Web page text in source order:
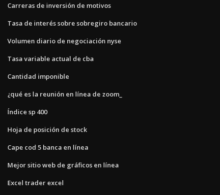
Carreras de inversión de motivos
Tasa de interés sobre sobregiro bancario
Volumen diario de negociación nyse
Tasa variable actual de cba
Cantidad imponible
¿qué es la reunión en línea de zoom_
Índice sp 400
Hoja de posición de stock
Cape cod 5 banca en línea
Mejor sitio web de gráficos en línea
Excel trader excel